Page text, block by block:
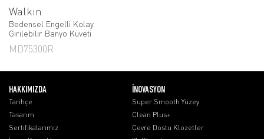
Walkin
Bedensel Engelli Kolay
Girilebilir Banyo Küveti
MD75300R
HAKKIMIZDA
Tarihçe
Tasarım
Sertifikalarımız
İNOVASYON
Super Smooth Yüzey
Clean Plus+
Çevre Dostu Klozetler